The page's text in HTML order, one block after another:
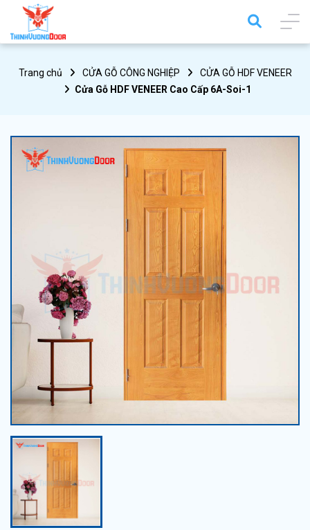
Trang chủ CỬA GỖ CÔNG NGHIỆP
CỬA GỖ HDF VENEER
Cửa Gỗ HDF VENEER Cao Cấp 6A-Soi-1